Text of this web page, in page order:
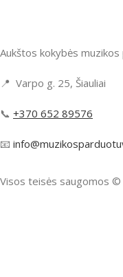
Aukštos kokybės muzikos
📍 Varpo g. 25, Šiauliai
📞 +370 652 89576
📧
Visos teisės saugomos ©️